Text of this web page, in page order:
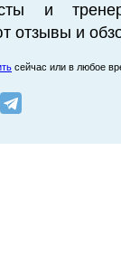
и
отзывы и
сейчас или в любое